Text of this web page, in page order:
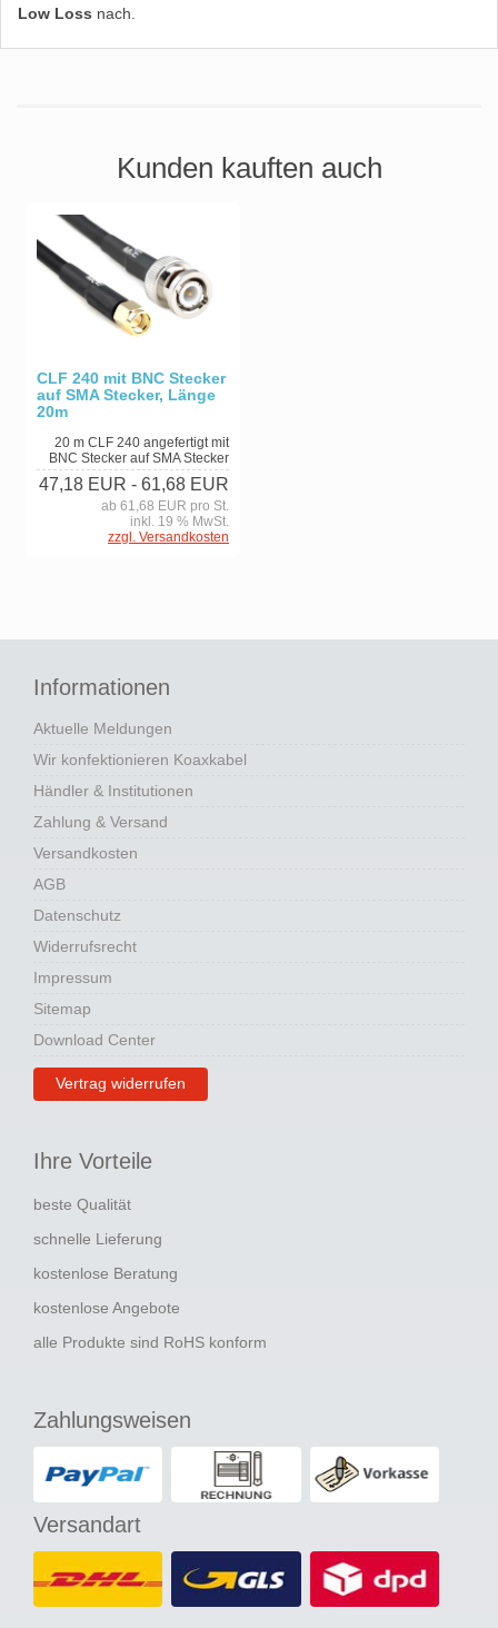
Low Loss nach.
Kunden kauften auch
CLF 240 mit BNC Stecker
auf SMA Stecker, Länge
20m
20 m CLF 240 angefertigt mit
BNC Stecker auf SMA Stecker
47,18 EUR - 61,68 EUR
ab 61,68 EUR pro St.
inkl. 19 % MwSt.
zzgl. Versandkosten
Informationen
Aktuelle Meldungen
Wir konfektionieren Koaxkabel
Händler & Institutionen
Zahlung & Versand
Versandkosten
AGB
Datenschutz
Widerrufsrecht
Impressum
Sitemap
Download Center
Vertrag widerrufen
Ihre Vorteile
beste Qualität
schnelle Lieferung
kostenlose Beratung
kostenlose Angebote
alle Produkte sind RoHS konform
Zahlungsweisen
Versandart